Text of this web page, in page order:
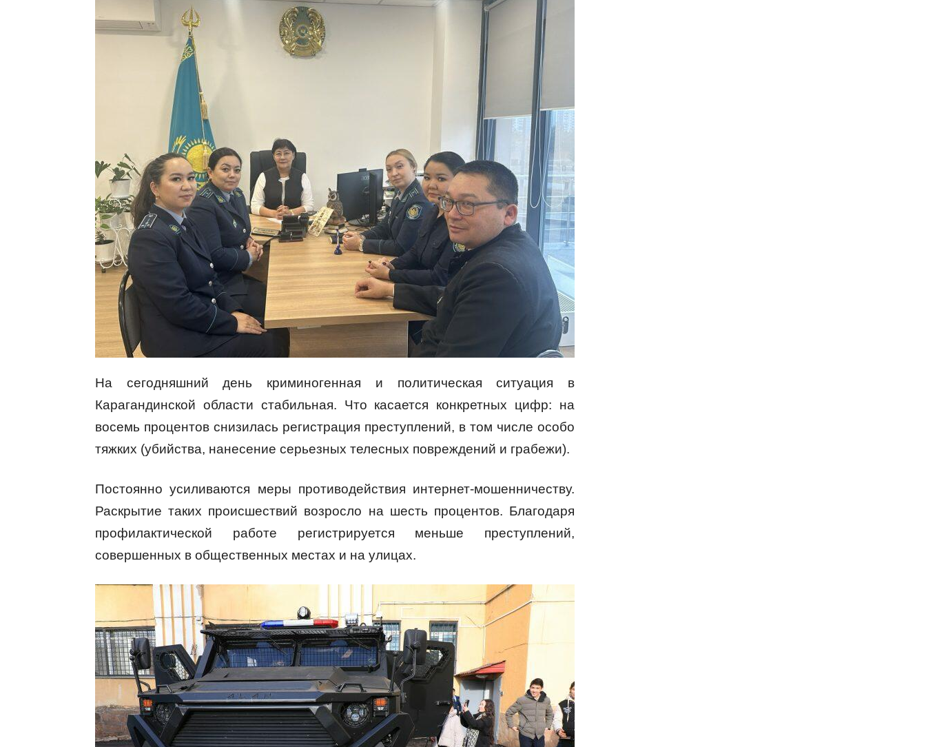
На сегодняшний день криминогенная и политическая ситуация в
Карагандинской области стабильная. Что касается конкретных цифр: на
восемь процентов снизилась регистрация преступлений, в том числе особо
тяжких (убийства, нанесение серьезных телесных повреждений и грабежи).
Постоянно усиливаются меры противодействия интернет-мошенничеству.
Раскрытие таких происшествий возросло на шесть процентов. Благодаря
профилактической работе регистрируется меньше преступлений,
совершенных в общественных местах и на улицах.